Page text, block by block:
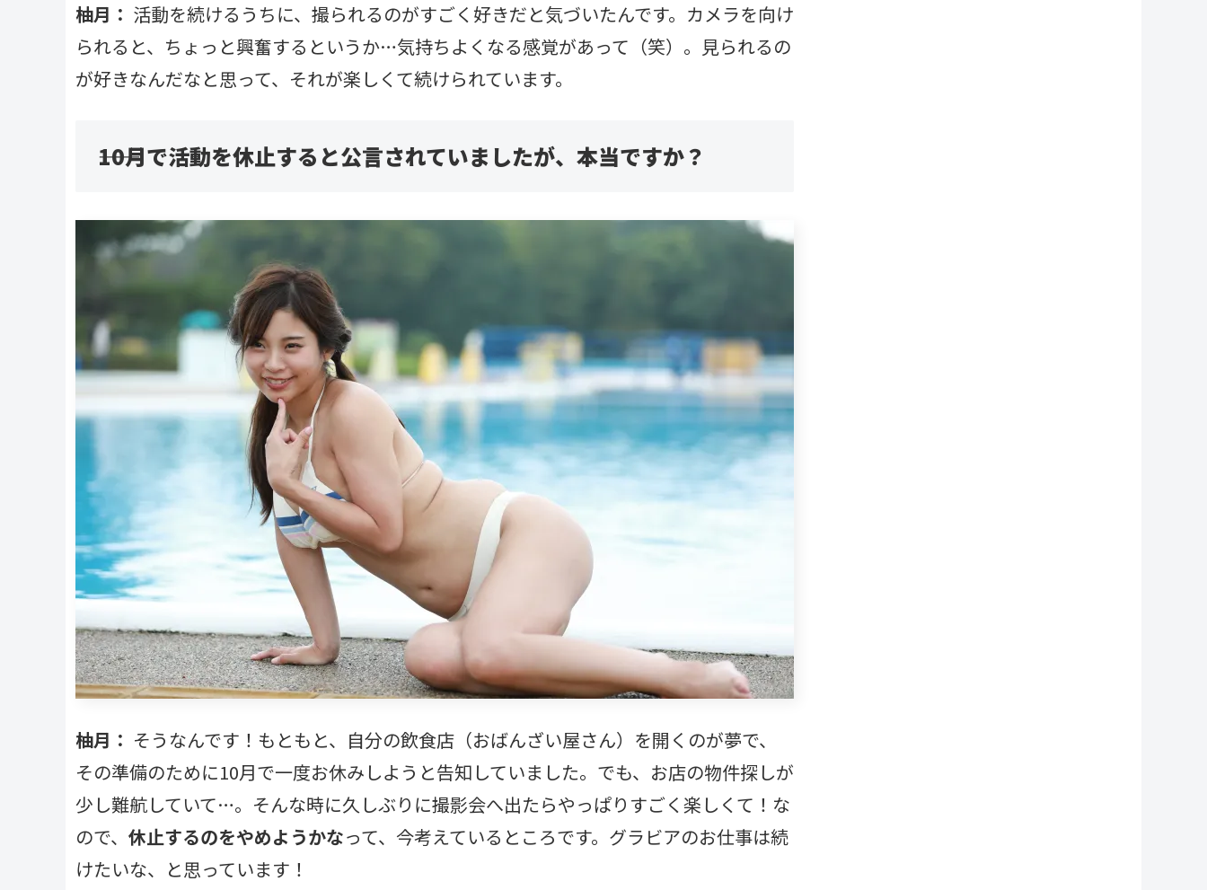
柚月： 活動を続けるうちに、撮られるのがすごく好きだと気づいたんです。カメラを向け
られると、ちょっと興奮するというか…気持ちよくなる感覚があって（笑）。見られるの
が好きなんだなと思って、それが楽しくて続けられています。
――10月で活動を休止すると公言されていましたが、本当ですか？
柚月： そうなんです！もともと、自分の飲食店（おばんざい屋さん）を開くのが夢で、
その準備のために10月で一度お休みしようと告知していました。でも、お店の物件探しが
少し難航していて…。そんな時に久しぶりに撮影会へ出たらやっぱりすごく楽しくて！な
ので、 休止するのをやめようかなって、今考えているところです。グラビアのお仕事は続
けたいな、と思っています！